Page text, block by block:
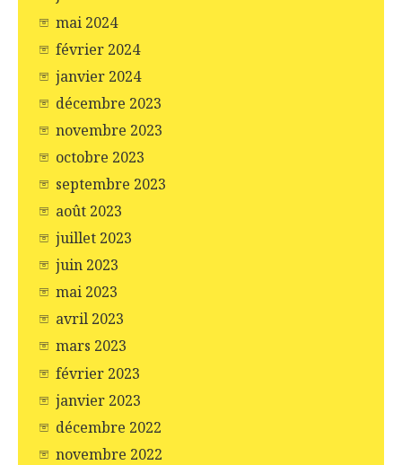
mai 2024
février 2024
janvier 2024
décembre 2023
novembre 2023
octobre 2023
septembre 2023
août 2023
juillet 2023
juin 2023
mai 2023
avril 2023
mars 2023
février 2023
janvier 2023
décembre 2022
novembre 2022